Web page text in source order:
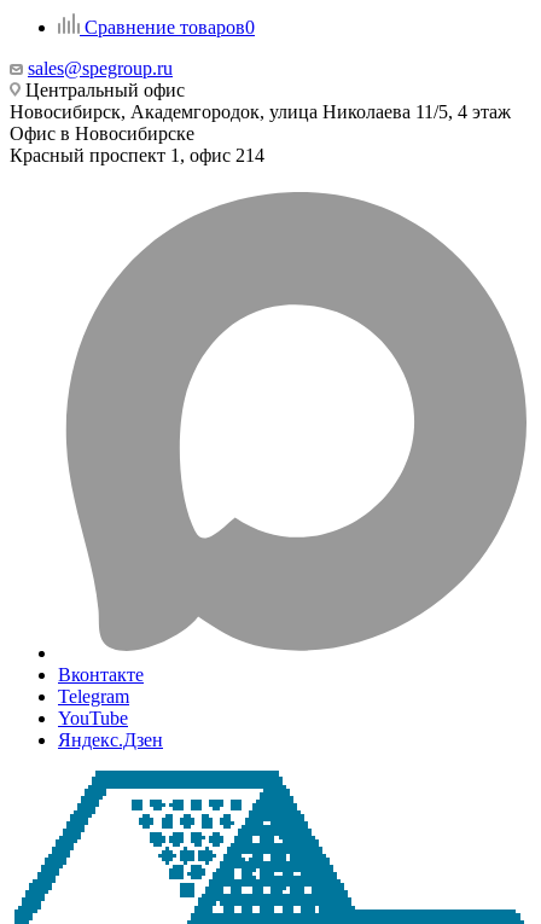
Сравнение товаров0
sales@spegroup.ru
Центральный офис
Новосибирск, Академгородок, улица Николаева 11/5, 4 этаж
Офис в Новосибирске
Красный проспект 1, офис 214
Вконтакте
Telegram
YouTube
Яндекс.Дзен